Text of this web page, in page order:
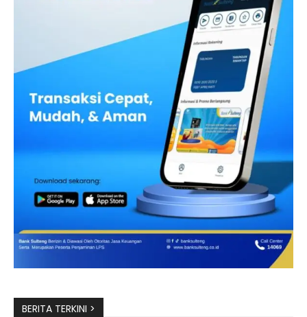
BERITA TERKINI >